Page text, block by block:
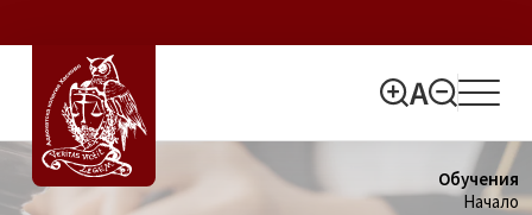
Обучения
Начало